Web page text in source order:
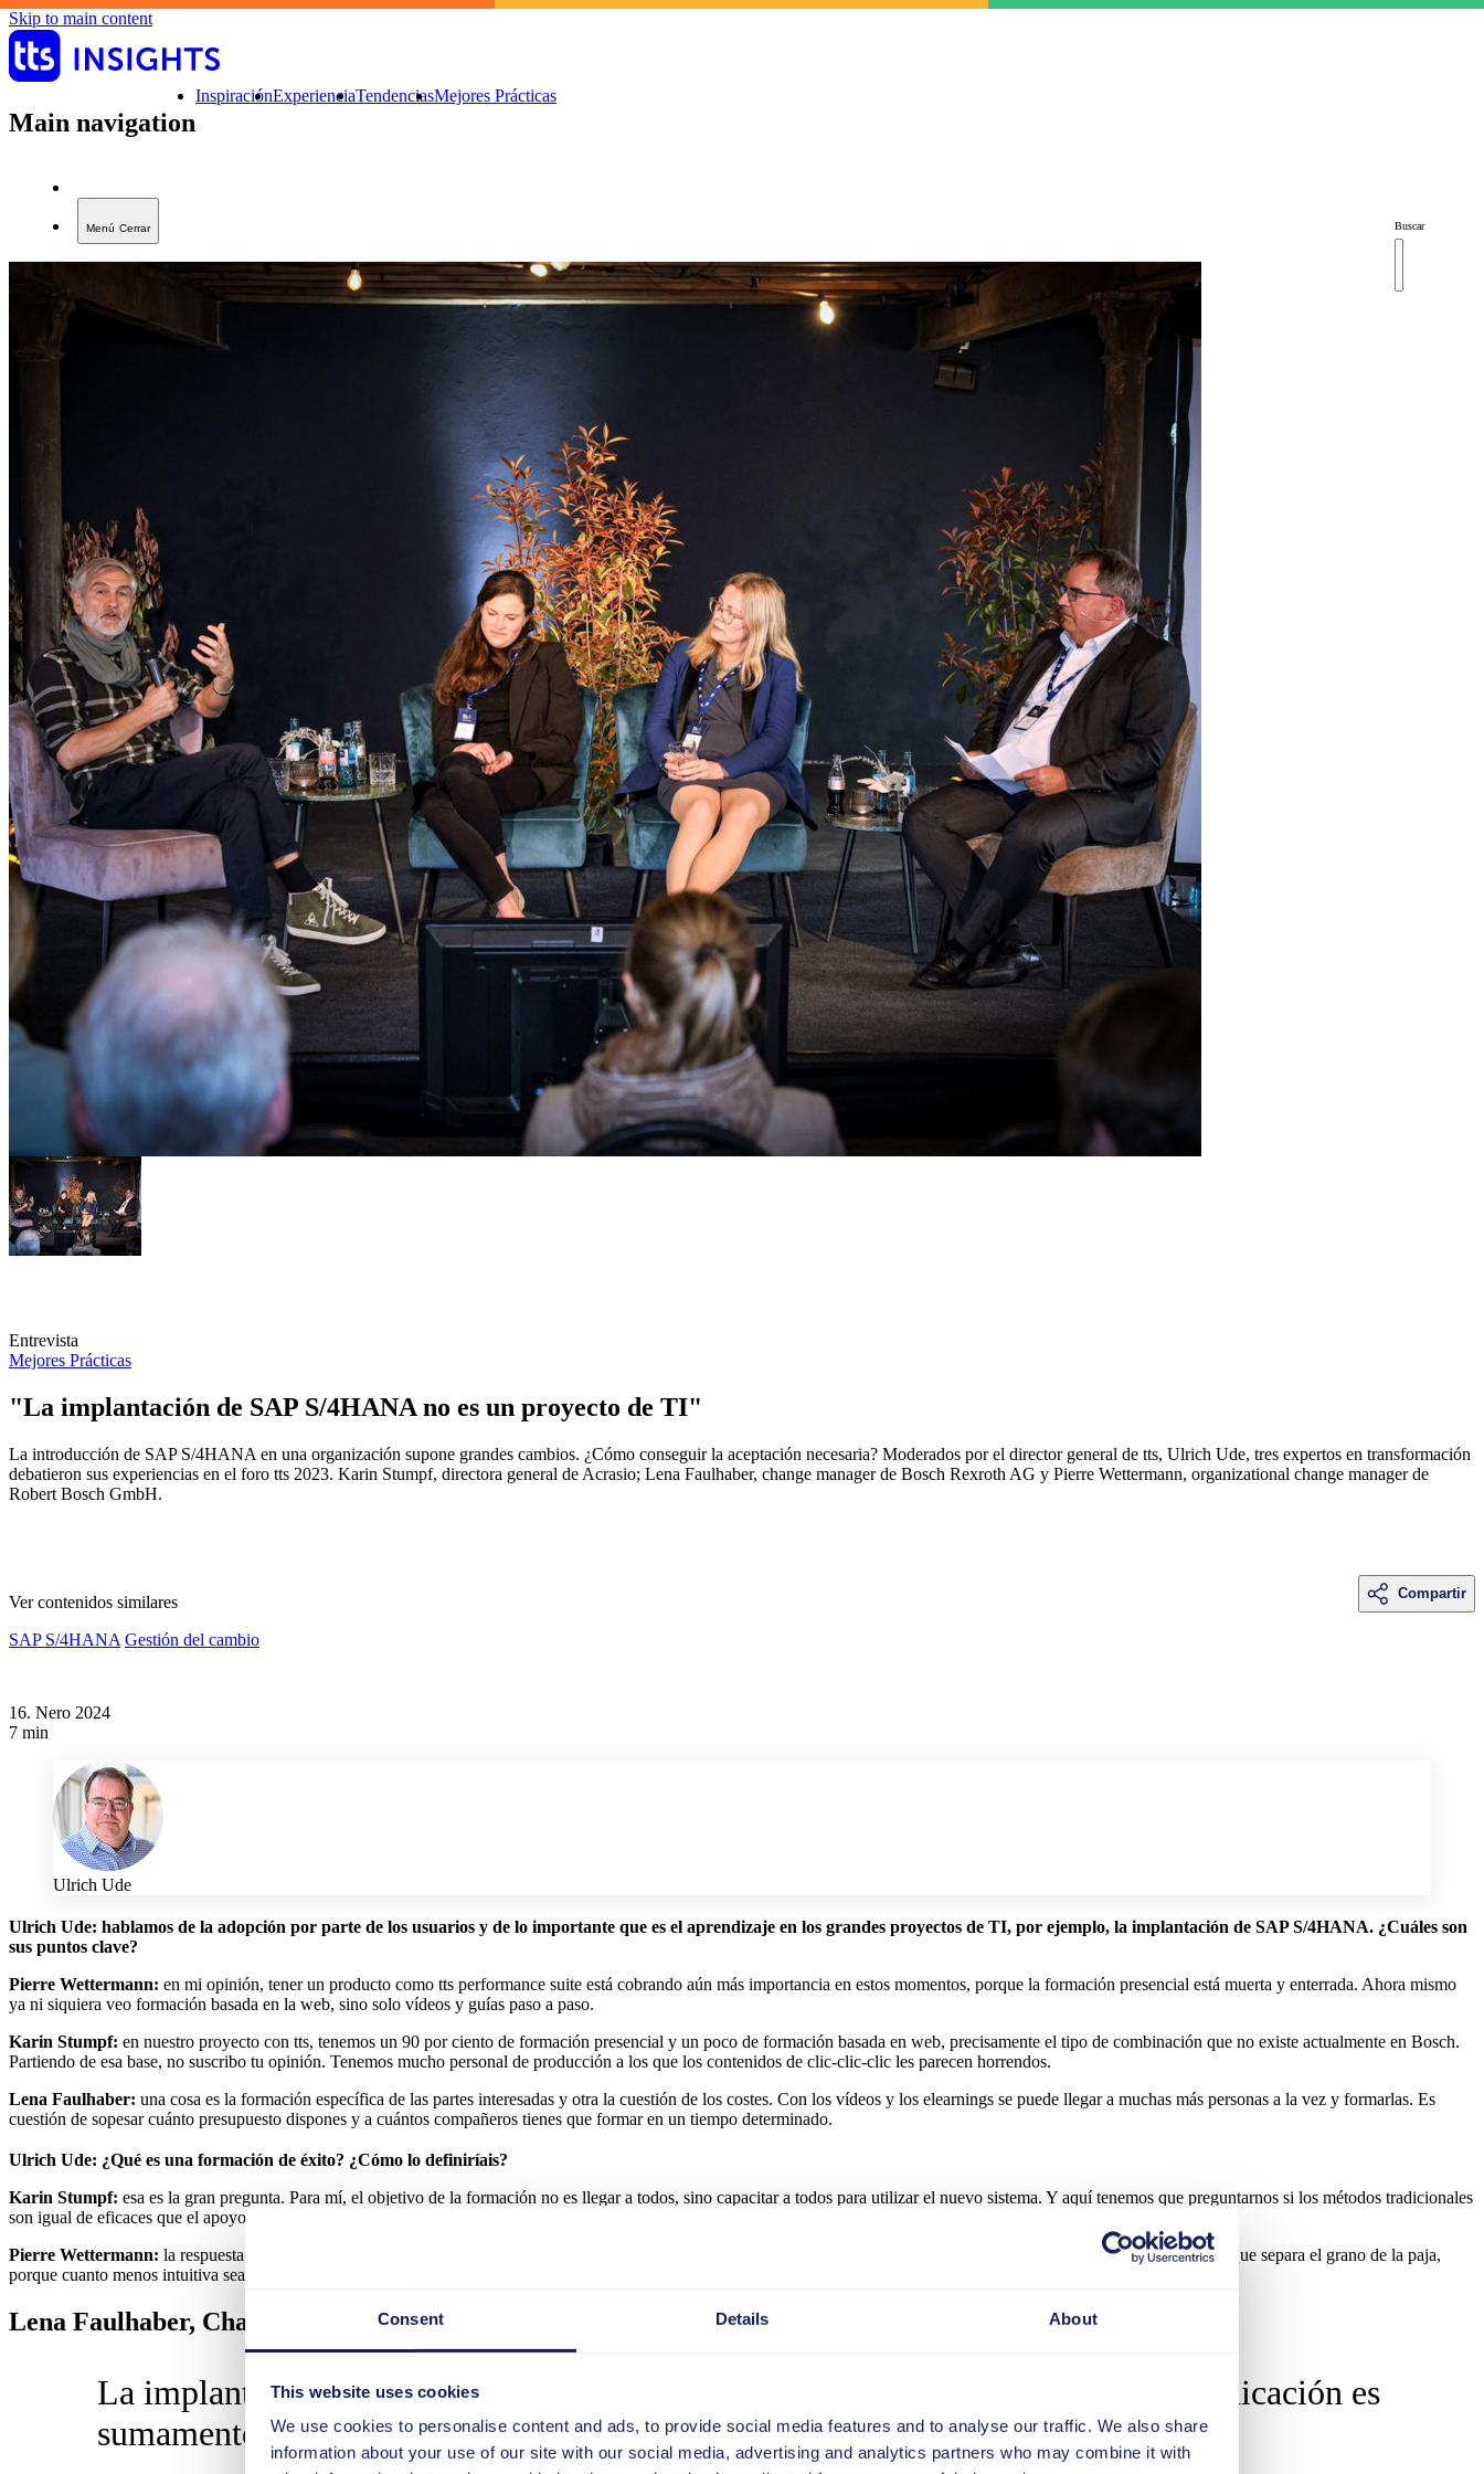
Consent Details About
This website uses cookies
We use cookies to personalise content and ads, to provide social media features and to analyse our traffic. We also share
information about your use of our site with our social media, advertising and analytics partners who may combine it with
Skip to main content
Main navigation
InspiraciónExperienciaTendenciasMejores Prácticas
Buscar
Menú Cerrar
Entrevista
Mejores Prácticas
"La implantación de SAP S/4HANA no es un proyecto de TI"
La introducción de SAP S/4HANA en una organización supone grandes cambios. ¿Cómo conseguir la aceptación necesaria? Moderados por el director general de tts, Ulrich Ude, tres expertos en transformación
debatieron sus experiencias en el foro tts 2023. Karin Stumpf, directora general de Acrasio; Lena Faulhaber, change manager de Bosch Rexroth AG y Pierre Wettermann, organizational change manager de
Robert Bosch GmbH.
Ver contenidos similares
SAP S/4HANA Gestión del cambio
Compartir
16. Nero 2024
7 min
Ulrich Ude
Ulrich Ude: hablamos de la adopción por parte de los usuarios y de lo importante que es el aprendizaje en los grandes proyectos de TI, por ejemplo, la implantación de SAP S/4HANA. ¿Cuáles son
sus puntos clave?
Pierre Wettermann: en mi opinión, tener un producto como tts performance suite está cobrando aún más importancia en estos momentos, porque la formación presencial está muerta y enterrada. Ahora mismo
ya ni siquiera veo formación basada en la web, sino solo vídeos y guías paso a paso.
Karin Stumpf: en nuestro proyecto con tts, tenemos un 90 por ciento de formación presencial y un poco de formación basada en web, precisamente el tipo de combinación que no existe actualmente en Bosch.
Partiendo de esa base, no suscribo tu opinión. Tenemos mucho personal de producción a los que los contenidos de clic-clic-clic les parecen horrendos.
Lena Faulhaber: una cosa es la formación específica de las partes interesadas y otra la cuestión de los costes. Con los vídeos y los elearnings se puede llegar a muchas más personas a la vez y formarlas. Es
cuestión de sopesar cuánto presupuesto dispones y a cuántos compañeros tienes que formar en un tiempo determinado.
Ulrich Ude: ¿Qué es una formación de éxito? ¿Cómo lo definiríais?
Karin Stumpf: esa es la gran pregunta. Para mí, el objetivo de la formación no es llegar a todos, sino capacitar a todos para utilizar el nuevo sistema. Y aquí tenemos que preguntarnos si los métodos tradicionales
son igual de eficaces que el apoyo al rendimiento directamente en el puesto de trabajo.
Pierre Wettermann: la respuesta también depende de lo intuitivo y estandarizado que sea SAP S/4HANA al final. Hay un amplio margen en este sentido. Y esto es también lo que separa el grano de la paja,
porque cuanto menos intuitiva sea la solución de utilizar, mayor será el esfuerzo de aprendizaje.
Lena Faulhaber, Change Manager, Bosch Rexroth AG
La implantación de SAP S/4HANA es un viaje que se hace en grupo. Y la comunicación es
sumamente importante para que los compañeros nos acompañen.